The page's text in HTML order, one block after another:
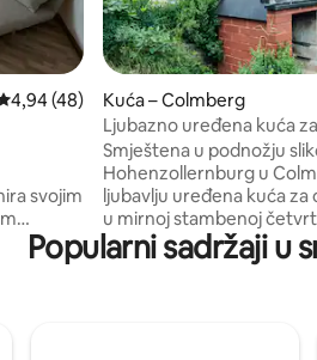
ocjena: 4,94/5, recenzija: 48
4,94 (48)
svojim
Kuća – Colmberg
Ljubazno uređena kuća
pogledom na dvorac
Smještena u podnožju
Hohenzollernburg u
ljubavlju uređena kuća za
u mirnoj stambenoj
ograđeni prostor za
nalazi se na pješačkoj
Popularni sadržaji u